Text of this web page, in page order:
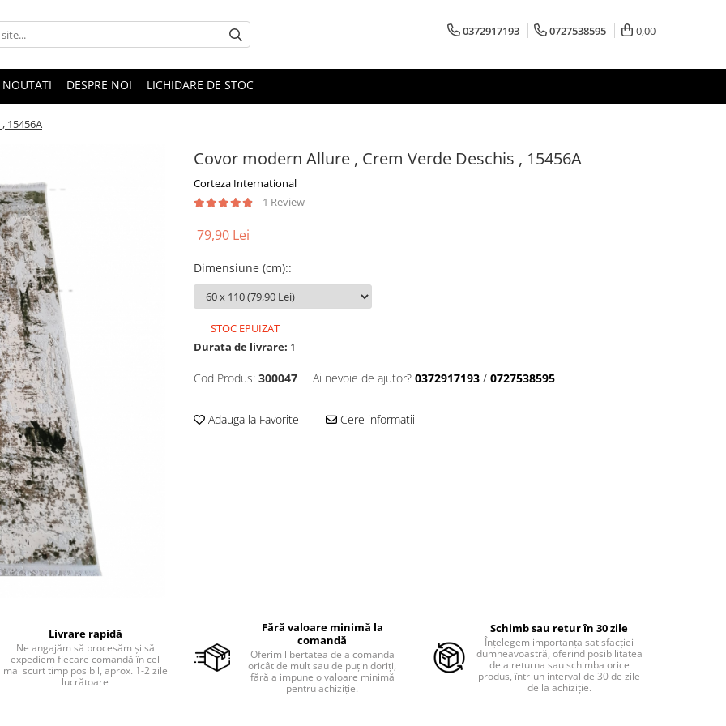
0372917193 0727538595 0,00
NOUTATI DESPRE NOI LICHIDARE DE STOC
15456A
Covor modern Allure , Crem Verde Deschis , 15456A
Corteza International
1 Review
79,90 Lei
Dimensiune (cm)::
STOC EPUIZAT
Durata de livrare: 1
Cod Produs: 300047 Ai nevoie de ajutor? 0372917193 / 0727538595
Adauga la Favorite Cere informatii
Livrare rapidă
Ne angajăm să procesăm și să
expediem fiecare comandă în cel
mai scurt timp posibil, aprox. 1-2 zile
lucrătoare
Fără valoare minimă la
comandă
Oferim libertatea de a comanda
oricât de mult sau de puțin doriți,
fără a impune o valoare minimă
pentru achiziție.
Schimb sau retur în 30 zile
Înțelegem importanța satisfacției
dumneavoastră, oferind posibilitatea
de a returna sau schimba orice
produs, într-un interval de 30 de zile
de la achiziție.